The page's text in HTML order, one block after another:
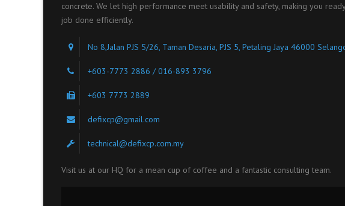
concrete. We let high performance meet usability and safety, making you
job done efficiently.
No 8,Jalan PJS 5/26, Taman Desaria, PJS 5, Petaling Jaya 46000
+603-7773 2886 / 016-893 3796
+603 7773 2889
defixcp@gmail.com
technical@defixcp.com.my
Visit us at our HQ for a mean cup of coffee and a fantastic consulting team.